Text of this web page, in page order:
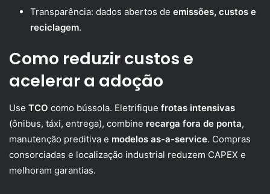
Transparência: dados abertos de emissões, custos e
reciclagem.
Como reduzir custos e
acelerar a adoção
Use TCO como bússola. Eletrifique frotas intensivas
(ônibus, táxi, entrega), combine recarga fora de ponta,
manutenção preditiva e modelos as-a-service. Compras
consorciadas e localização industrial reduzem CAPEX e
melhoram garantias.